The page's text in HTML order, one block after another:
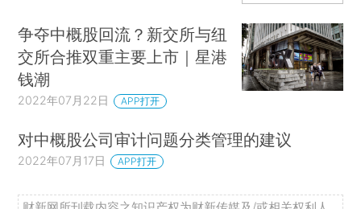
争夺中概股回流？新交所与纽
交所合推双重主要上市｜星港
钱潮
2022年07月22日 APP打开
对中概股公司审计问题分类管理的建议
2022年07月17日 APP打开